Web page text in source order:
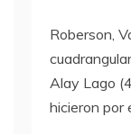
Roberson,
Alay Lago
hicieron por